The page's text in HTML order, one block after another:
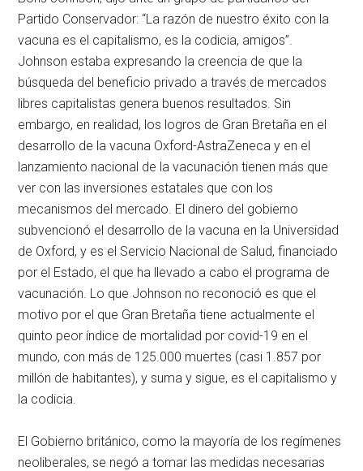
Partido Conservador: “La razón de nuestro éxito con la
vacuna es el capitalismo, es la codicia, amigos”.
Johnson estaba expresando la creencia de que la
búsqueda del beneficio privado a través de mercados
libres capitalistas genera buenos resultados. Sin
embargo, en realidad, los logros de Gran Bretaña en el
desarrollo de la vacuna Oxford-AstraZeneca y en el
lanzamiento nacional de la vacunación tienen más que
ver con las inversiones estatales que con los
mecanismos del mercado. El dinero del gobierno
subvencionó el desarrollo de la vacuna en la Universidad
de Oxford, y es el Servicio Nacional de Salud, financiado
por el Estado, el que ha llevado a cabo el programa de
vacunación. Lo que Johnson no reconoció es que el
motivo por el que Gran Bretaña tiene actualmente el
quinto peor índice de mortalidad por covid-19 en el
mundo, con más de 125.000 muertes (casi 1.857 por
millón de habitantes), y suma y sigue, es el capitalismo y
la codicia.
El Gobierno británico, como la mayoría de los regímenes
neoliberales, se negó a tomar las medidas necesarias